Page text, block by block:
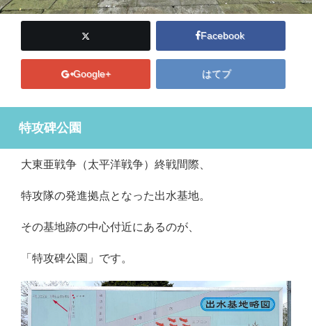
Facebook
Google+ はてブ
特攻碑公園
大東亜戦争（太平洋戦争）終戦間際、
特攻隊の発進拠点となった出水基地。
その基地跡の中心付近にあるのが、
「特攻碑公園」です。